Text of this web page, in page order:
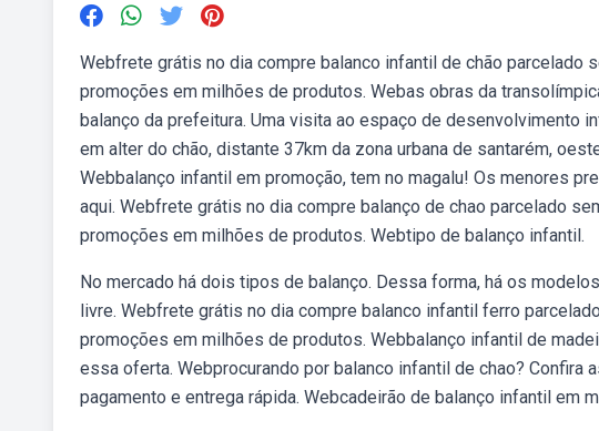
Webfrete grátis no dia compre balanco infantil de chão
promoções em milhões de produtos. Webas obras da
balanço da prefeitura. Uma visita ao espaço de desenvolvimento
em alter do chão, distante 37km da zona urbana de santarém,
Webbalanço infantil em promoção, tem no magalu! Os menores
aqui. Webfrete grátis no dia compre balanço de chao parcelado
promoções em milhões de produtos. Webtipo de balanço infantil.
No mercado há dois tipos de balanço. Dessa forma, há os
livre. Webfrete grátis no dia compre balanco infantil ferro
promoções em milhões de produtos. Webbalanço infantil de
essa oferta. Webprocurando por balanco infantil de chao? Confira
pagamento e entrega rápida. Webcadeirão de balanço infantil em